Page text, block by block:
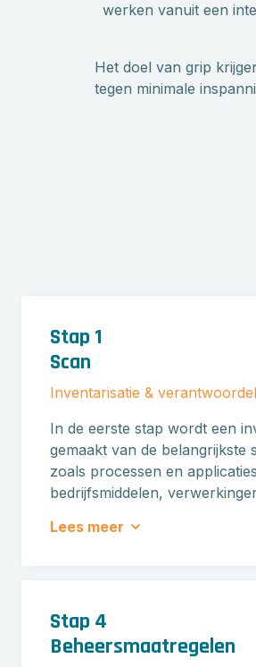
werken vanuit een
Het doel van grip
tegen minimale
Stap 1
Scan
Inventarisatie &
In de eerste stap wordt een
gemaakt van de belangrijkste
zoals processen en
bedrijfsmiddelen,
welke verantwoordelijkheden
Lees meer
Stap 4
Beheersmaatregelen